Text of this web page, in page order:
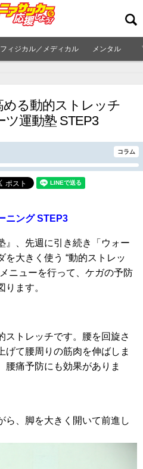
フィジカル／メディカル メンタル
る動的ストレッチ
ツ運動塾 STEP3
コラム
ニング STEP3
』、先週に引き続き「ウォー
を大きく使う “動的ストレッ
ニューを行って、ケガの予防
ります。
ストレッチです。腰を回旋さ
げて腰周りの筋肉を伸ばしま
腰痛予防にも効果がありま
、脚を大きく開いて前進し